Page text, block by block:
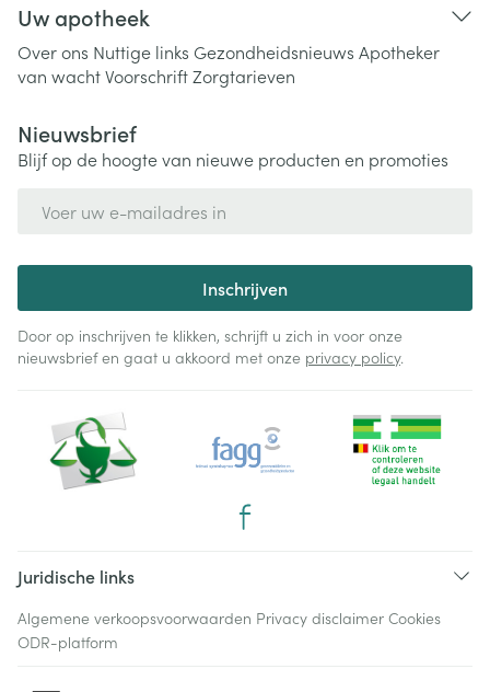
Uw apotheek
Over ons Nuttige links Gezondheidsnieuws Apotheker
van wachtVoorschriftZorgtarieven
Nieuwsbrief
Blijf op de hoogte van nieuwe producten en promoties
Inschrijven
Door op inschrijven te klikken, schrijft u zich in voor onze
nieuwsbrief en gaat u akkoord met onze privacy policy.
Juridische links
Algemene verkoopsvoorwaarden Privacy disclaimer Cookies
ODR-platform